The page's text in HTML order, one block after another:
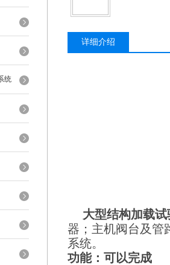
统
详细介绍
大型结构加载
器；主机阀台及管
系统。
功能：可以完成